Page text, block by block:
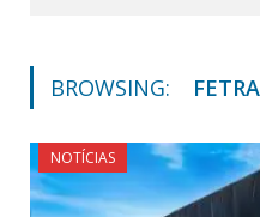
BROWSING:
NOTÍCIAS